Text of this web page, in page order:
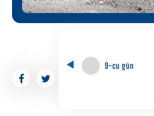
9-cu gün